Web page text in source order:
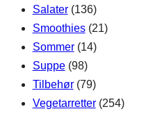
Salater(136)
Smoothies(21)
Sommer(14)
Suppe(98)
Tilbehør(79)
Vegetarretter(254)